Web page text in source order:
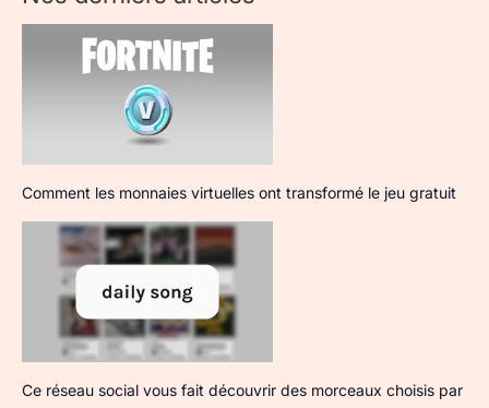
Comment les monnaies virtuelles ont transformé le jeu gratuit
Ce réseau social vous fait découvrir des morceaux choisis par